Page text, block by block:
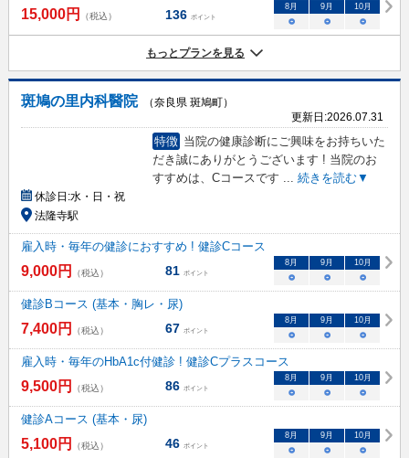
15,000円 （税込） 136 ポイント
8 月 9 月 10月
○ ○ ○
もっとプランを見る
斑鳩の里内科醫院
（奈良県 斑鳩町）
更新日:2026.07.31
特徴 当院の健康診断にご興味をお持ちいた
だき誠にありがとうございます ! 当院のお
すすめは、Cコースです ... 続きを読む▼
休診日:水・日・祝
法隆寺駅
雇入時・毎年の健診におすすめ ! 健診Cコース
9,000円 （税込） 81 ポイント
8月 9月 10月
○ ○ ○
健診Bコース (基本・胸レ・尿)
7,400円 （税込） 67 ポイント
8月 9月 10月
○ ○ ○
雇入時・毎年のHbA1c付健診 ! 健診Cプラスコース
9,500円 （税込） 86 ポイント
8月 9月 10月
○ ○ ○
健診Aコース (基本・尿)
5,100円 （税込） 46 ポイント
8月 9月 10月
○ ○ ○